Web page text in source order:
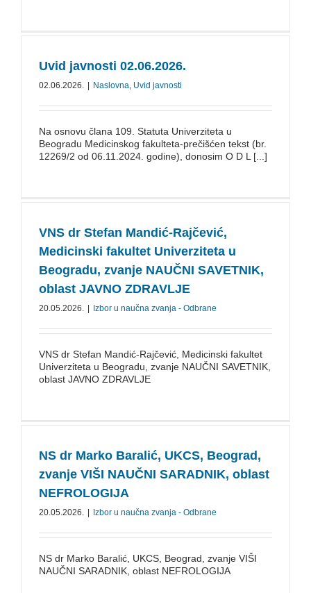
Uvid javnosti 02.06.2026.
02.06.2026. Naslovna, Uvid javnosti
Na osnovu člana 109. Statuta Univerziteta u
Beogradu Medicinskog fakulteta-prečišćen tekst (br.
12269/2 od 06.11.2024. godine), donosim O D L [...]
VNS dr Stefan Mandić-Rajčević,
Medicinski fakultet Univerziteta u
Beogradu, zvanje NAUČNI SAVETNIK,
oblast JAVNO ZDRAVLJE
20.05.2026. Izbor u naučna zvanja - Odbrane
VNS dr Stefan Mandić-Rajčević, Medicinski fakultet
Univerziteta u Beogradu, zvanje NAUČNI SAVETNIK,
oblast JAVNO ZDRAVLJE
NS dr Marko Baralić, UKCS, Beograd,
zvanje VIŠI NAUČNI SARADNIK, oblast
NEFROLOGIJA
20.05.2026. Izbor u naučna zvanja - Odbrane
NS dr Marko Baralić, UKCS, Beograd, zvanje VIŠI
NAUČNI SARADNIK, oblast NEFROLOGIJA